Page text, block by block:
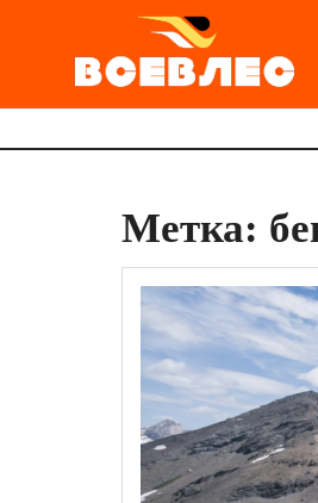
содержимому
Метка: